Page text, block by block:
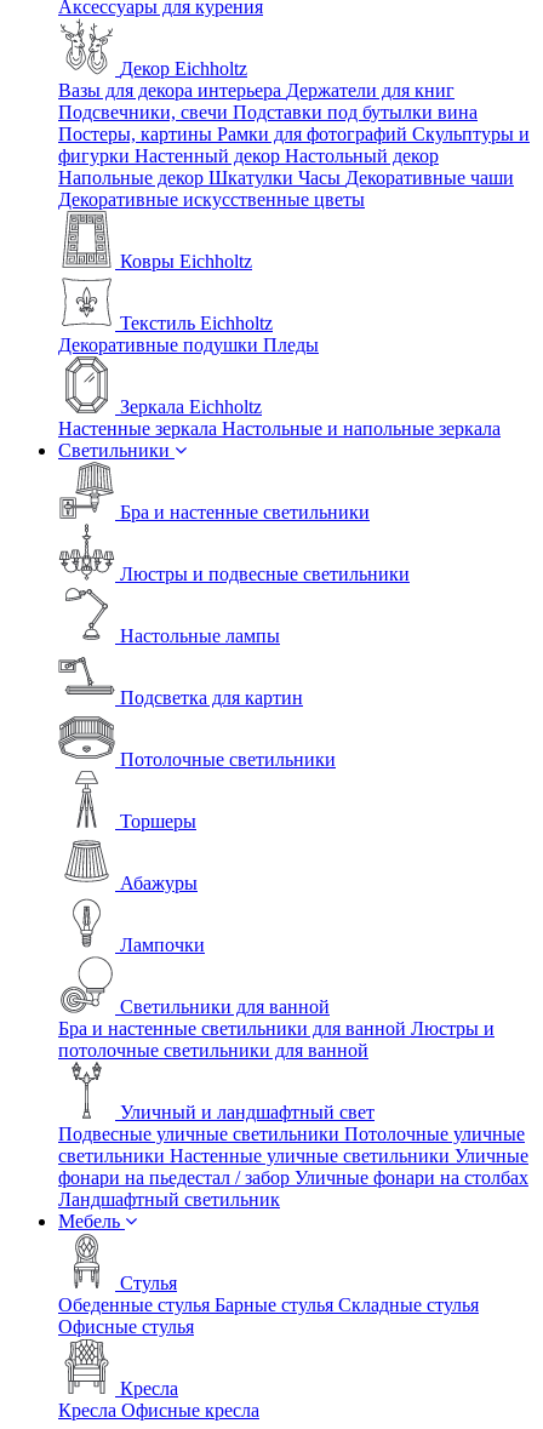
Аксессуары для курения
Декор Eichholtz
Вазы для декора интерьера Держатели для книг
Подсвечники, свечи Подставки под бутылки вина
Постеры, картины Рамки для фотографий Скульптуры и
фигурки Настенный декор Настольный декор
Напольные декор Шкатулки Часы Декоративные чаши
Декоративные искусственные цветы
Ковры Eichholtz
Текстиль Eichholtz
Декоративные подушки Пледы
Зеркала Eichholtz
Настенные зеркала Настольные и напольные зеркала
Светильники
Бра и настенные светильники
Люстры и подвесные светильники
Настольные лампы
Подсветка для картин
Потолочные светильники
Торшеры
Абажуры
Лампочки
Светильники для ванной
Бра и настенные светильники для ванной Люстры и
потолочные светильники для ванной
Уличный и ландшафтный свет
Подвесные уличные светильники Потолочные уличные
светильники Настенные уличные светильники Уличные
фонари на пьедестал / забор Уличные фонари на столбах
Ландшафтный светильник
Мебель
Стулья
Обеденные стулья Барные стулья Складные стулья
Офисные стулья
Кресла
Кресла Офисные кресла